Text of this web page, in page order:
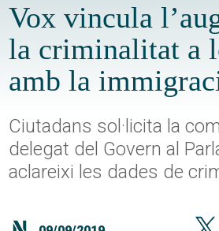
Vox vincula
la criminalitat a
amb la
Ciutadans sol·licita la
delegat del Govern al
aclareixi les dades de